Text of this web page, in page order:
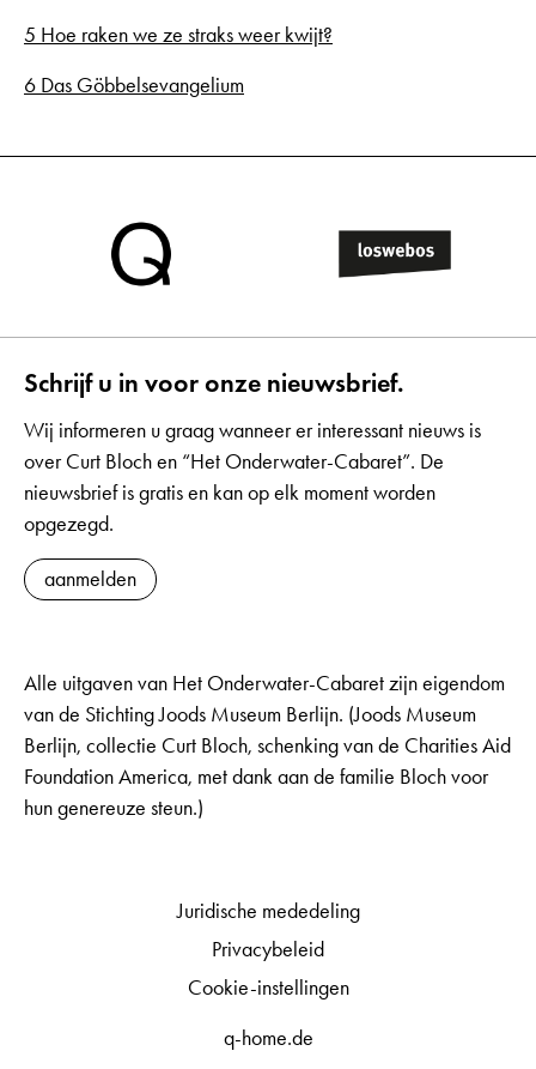
5 Hoe raken we ze straks weer kwijt?
6 Das Göbbelsevangelium
Schrijf u in voor onze nieuwsbrief.
Wij informeren u graag wanneer er interessant nieuws is
over Curt Bloch en “Het Onderwater-Cabaret”. De
nieuwsbrief is gratis en kan op elk moment worden
opgezegd.
aanmelden
Alle uitgaven van Het Onderwater-Cabaret zijn eigendom
van de Stichting Joods Museum Berlijn. (Joods Museum
Berlijn, collectie Curt Bloch, schenking van de Charities Aid
Foundation America, met dank aan de familie Bloch voor
hun genereuze steun.)
q-home.de
Juridische mededeling
Privacybeleid
Cookie-instellingen